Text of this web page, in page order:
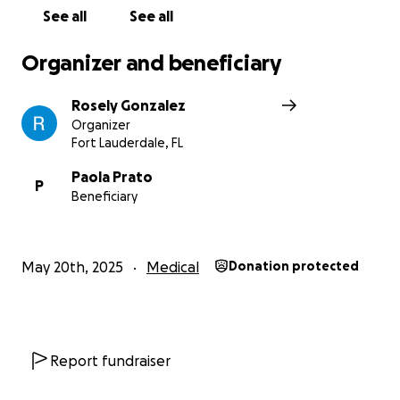
See all See all
Organizer and beneficiary
Rosely Gonzalez
Organizer
Fort Lauderdale, FL
P
Paola Prato
Beneficiary
May 20th, 2025 Medical Donation protected
Report fundraiser